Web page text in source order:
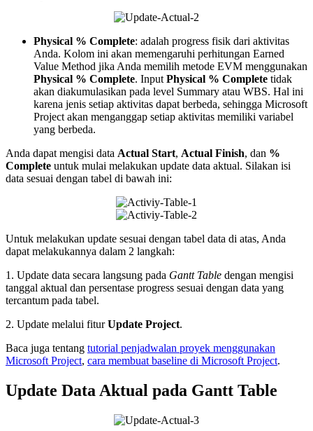
Physical % Complete: adalah progress fisik dari aktivitas
Anda. Kolom ini akan memengaruhi perhitungan Earned
Value Method jika Anda memilih metode EVM menggunakan
Physical % Complete. Input Physical % Complete tidak
akan diakumulasikan pada level Summary atau WBS. Hal ini
karena jenis setiap aktivitas dapat berbeda, sehingga Microsoft
Project akan menganggap setiap aktivitas memiliki variabel
yang berbeda.
Anda dapat mengisi data Actual Start, Actual Finish, dan %
Complete untuk mulai melakukan update data aktual. Silakan isi
data sesuai dengan tabel di bawah ini:
Untuk melakukan update sesuai dengan tabel data di atas, Anda
dapat melakukannya dalam 2 langkah:
1. Update data secara langsung pada Gantt Table dengan mengisi
tanggal aktual dan persentase progress sesuai dengan data yang
tercantum pada tabel.
2. Update melalui fiturUpdate Project.
Baca juga tentang tutorial penjadwalan proyek menggunakan
Microsoft Project, cara membuat baseline di Microsoft Project.
Update Data Aktual pada Gantt Table